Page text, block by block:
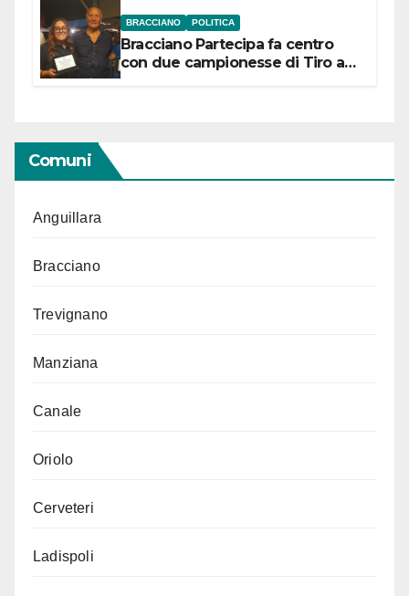
BRACCIANO POLITICA
Bracciano Partecipa fa centro
con due campionesse di Tiro a
Comuni
Anguillara
Bracciano
Trevignano
Manziana
Canale
Oriolo
Cerveteri
Ladispoli